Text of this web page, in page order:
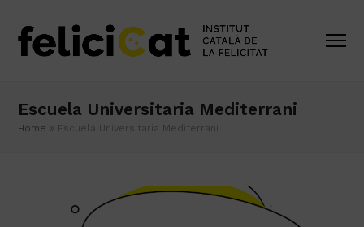
Escuela Universitaria Mediterrani
Home » Escuela Universitaria Mediterrani